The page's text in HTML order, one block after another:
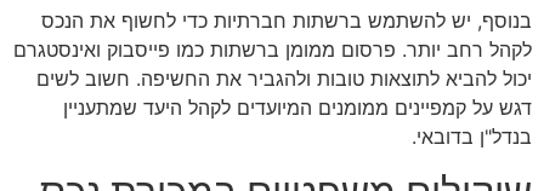
בנוסף, יש להשתמש ברשתות חברתיות כדי לחשוף את הנכס
לקהל רחב יותר. פרסום ממומן ברשתות כמו פייסבוק ואינסטגרם
יכול להביא לתוצאות טובות ולהגביר את החשיפה. חשוב לשים
דגש על קמפיינים ממומנים המיועדים לקהל היעד שמתעניין
בנדל"ן בדובאי.